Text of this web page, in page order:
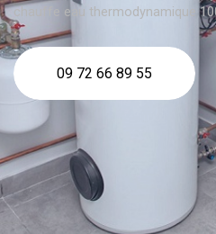
chauffe eau thermodynamique
09 72 66 89 55